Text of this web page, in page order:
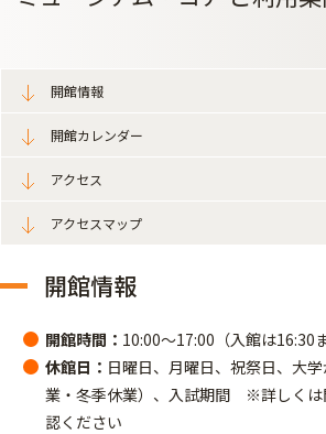
開館情報
開館カレンダー
アクセス
アクセスマップ
開館情報
開館時間： 10:00～17:00（入館は16:30ま
休館日： 日曜日、月曜日、祝祭日、大
業・冬季休業）、入試期間 ※詳しくは
認ください